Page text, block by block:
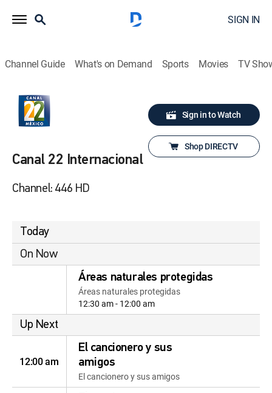
SIGN IN
Channel Guide What's on Demand Sports Movies TV
Canal 22 Internacional
Channel: 446 HD
Sign in to Watch
Shop DIRECTV
Today
On Now
Áreas naturales protegidas
Áreas naturales protegidas
12:30 am - 12:00 am
Up Next
12:00 am
El cancionero y sus
amigos
El cancionero y sus amigos